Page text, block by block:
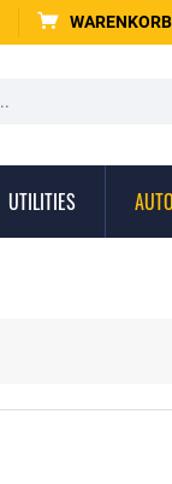
WARENKORB
UTILITIES